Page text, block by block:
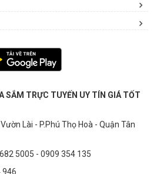
SẮM TRỰC TUYẾN UY TÍN GIÁ TỐT
Lài - P.Phú Thọ Hoà - Quận Tân
5005 - 0909 354 135